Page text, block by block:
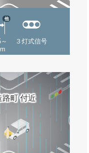
他
３灯式信号
路町 付近